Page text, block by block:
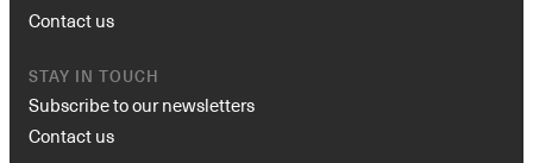
Contact us
STAY IN TOUCH
Subscribe to our newsletters
Contact us